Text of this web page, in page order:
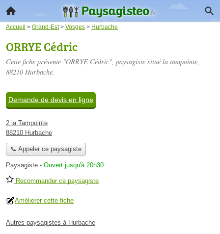
Accueil > Grand-Est> Vosges > Hurbache
ORRYE Cédric
Cette fiche présente "ORRYE Cédric", paysagiste situé la tampointe,
88210 Hurbache.
Demande de devis en ligne
2 la Tampointe
88210 Hurbache
📞 Appeler ce paysagiste
Paysagiste - Ouvert jusqu'à 20h30
Recommander ce paysagiste
Améliorer cette fiche
Autres paysagistes à Hurbache